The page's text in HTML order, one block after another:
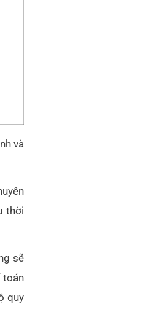
và
thời
sẽ
toán
quy